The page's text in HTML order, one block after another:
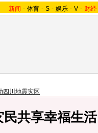
新闻 - 体育 - S - 娱乐 - V - 财经
四川地震灾区
共享幸福生活